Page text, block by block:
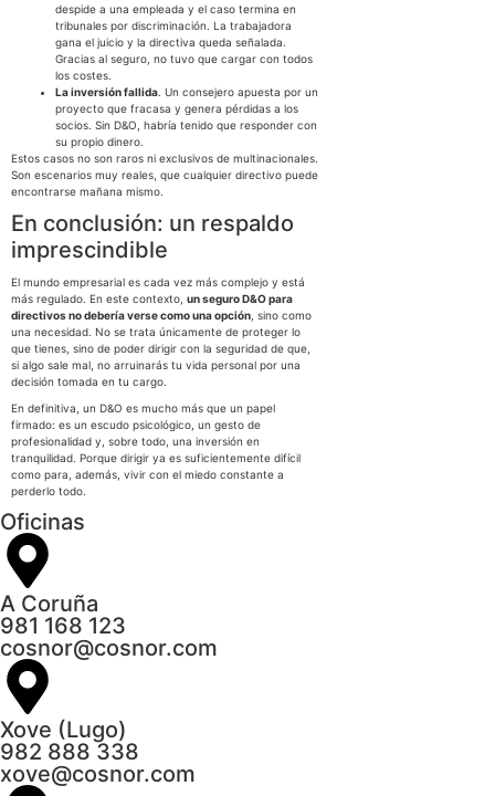
despide a una empleada y el caso termina en
tribunales por discriminación. La trabajadora
gana el juicio y la directiva queda señalada.
Gracias al seguro, no tuvo que cargar con todos
los costes.
La inversión fallida . Un consejero apuesta por un
proyecto que fracasa y genera pérdidas a los
socios. Sin D&O, habría tenido que responder con
su propio dinero.
Estos casos no son raros ni exclusivos de multinacionales.
Son escenarios muy reales, que cualquier directivo puede
encontrarse mañana mismo.
En conclusión: un respaldo
imprescindible
El mundo empresarial es cada vez más complejo y está
más regulado. En este contexto, un seguro D&O para
directivos no debería verse como una opción , sino como
una necesidad. No se trata únicamente de proteger lo
que tienes, sino de poder dirigir con la seguridad de que,
si algo sale mal, no arruinarás tu vida personal por una
decisión tomada en tu cargo.
En definitiva, un D&O es mucho más que un papel
firmado: es un escudo psicológico, un gesto de
profesionalidad y, sobre todo, una inversión en
tranquilidad. Porque dirigir ya es suficientemente difícil
como para, además, vivir con el miedo constante a
perderlo todo.
Oficinas
A Coruña
981 168 123
cosnor@cosnor.com
Xove (Lugo)
982 888 338
xove@cosnor.com